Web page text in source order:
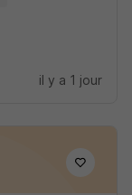
il y a 1 jour